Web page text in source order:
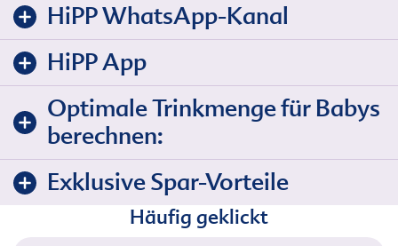
HiPP WhatsApp-Kanal
HiPP App
Optimale Trinkmenge für Babys
berechnen:
Exklusive Spar-Vorteile
Häufig geklickt